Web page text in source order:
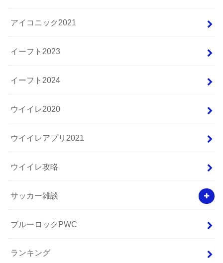
アイコニック2021
イーフト2023
イーフト2024
ウイイレ2020
ウイイレアプリ2021
ウイイレ攻略
サッカー雑談
ブルーロックPWC
ランキング